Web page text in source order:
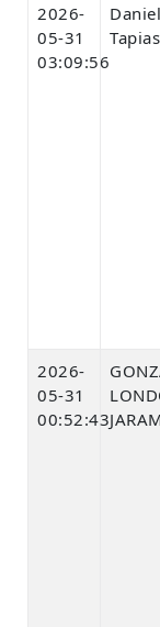
2026-
05-31
03:09:56
Daniel
Tapias
2026-
05-31
00:52:43